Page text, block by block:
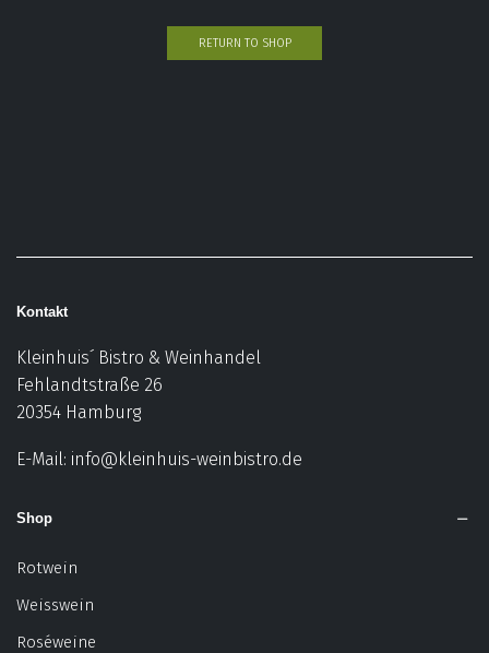
RETURN TO SHOP
Kontakt
Kleinhuis´ Bistro & Weinhandel
Fehlandtstraße 26
20354 Hamburg
E-Mail: info@kleinhuis-weinbistro.de
Shop
Rotwein
Weisswein
Roséweine